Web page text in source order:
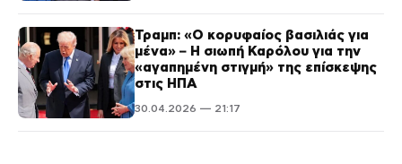
Τραμπ: «Ο κορυφαίος βασιλιάς για
μένα» – Η σιωπή Καρόλου για την
«αγαπημένη στιγμή» της επίσκεψης
στις ΗΠΑ
30.04.2026 — 21:17